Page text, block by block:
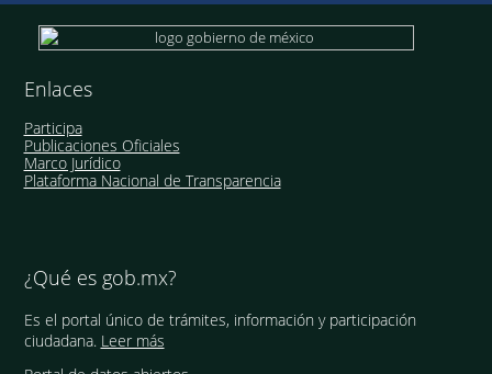
Enlaces
Participa
Publicaciones Oficiales
Marco Jurídico
Plataforma Nacional de Transparencia
¿Qué es gob.mx?
Es el portal único de trámites, información y participación
ciudadana. Leer más